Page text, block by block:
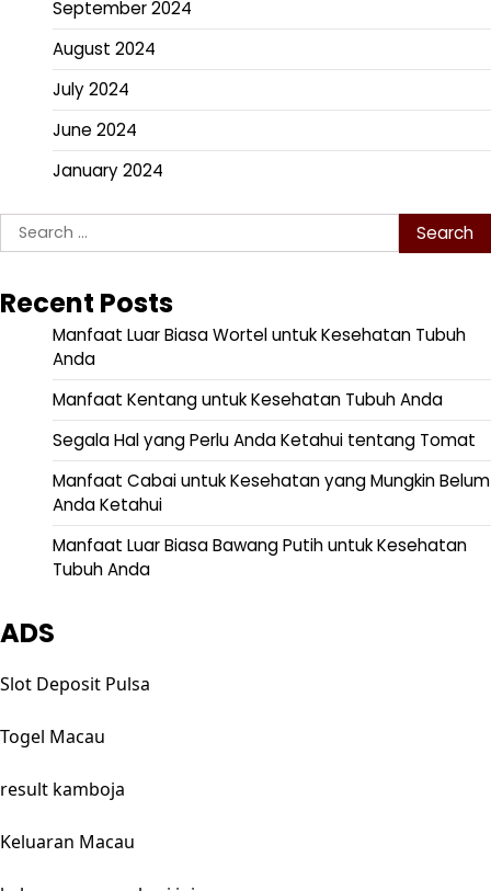
September 2024
August 2024
July 2024
June 2024
January 2024
Search
for:
Recent Posts
Manfaat Luar Biasa Wortel untuk Kesehatan Tubuh
Anda
Manfaat Kentang untuk Kesehatan Tubuh Anda
Segala Hal yang Perlu Anda Ketahui tentang Tomat
Manfaat Cabai untuk Kesehatan yang Mungkin Belum
Anda Ketahui
Manfaat Luar Biasa Bawang Putih untuk Kesehatan
Tubuh Anda
ADS
Slot Deposit Pulsa
Togel Macau
result kamboja
Keluaran Macau